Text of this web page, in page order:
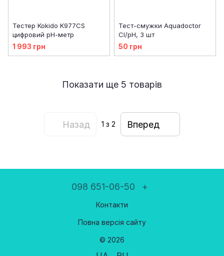
Тестер Kokido K977CS
цифровий рН-метр
1 993 грн
Тест-смужки Aquadoctor
Cl/pH, 3 шт
50 грн
Показати ще 5 товарів
Назад 1 з 2 Вперед
098 651-06-50 +
Контакти
Повна версія сайту
© 2026